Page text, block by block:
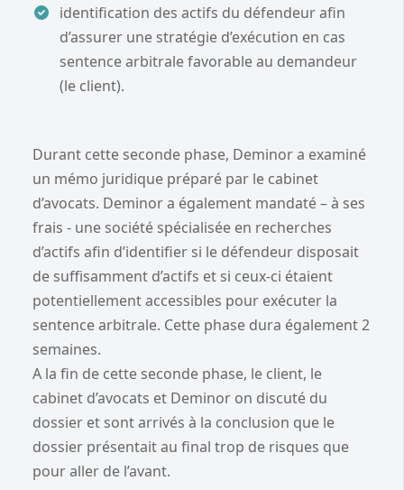
identification des actifs du défendeur afin
d’assurer une stratégie d’exécution en cas
sentence arbitrale favorable au demandeur
(le client).
Durant cette seconde phase, Deminor a examiné
un mémo juridique préparé par le cabinet
d’avocats. Deminor a également mandaté – à ses
frais - une société spécialisée en recherches
d’actifs afin d’identifier si le défendeur disposait
de suffisamment d’actifs et si ceux-ci étaient
potentiellement accessibles pour exécuter la
sentence arbitrale. Cette phase dura également 2
semaines.
A la fin de cette seconde phase, le client, le
cabinet d’avocats et Deminor on discuté du
dossier et sont arrivés à la conclusion que le
dossier présentait au final trop de risques que
pour aller de l’avant.